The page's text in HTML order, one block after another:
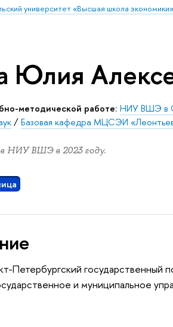
университет «Высшая школа экономики»
Юлия
методической работе: НИУ ВШЭ в
/Базовая кафедра МЦСЭИ
НИУ ВШЭ в 2023 году.
Петербургский государственный
и муниципальное